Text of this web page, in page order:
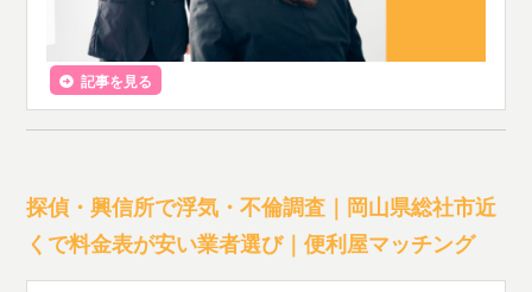
記事を見る
探偵・興信所で浮気・不倫調査｜岡山県総社市近
くで料金表が安い業者選び｜便利屋マッチング